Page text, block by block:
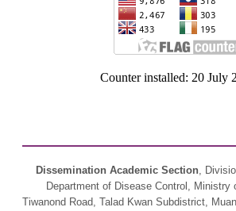
Counter installed: 20 July
Dissemination Academic Section,
Department of Disease Control, Ministry
Tiwanond Road, Talad Kwan Subdistrict,